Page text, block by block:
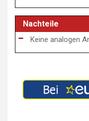
Nachteile
Keine analogen